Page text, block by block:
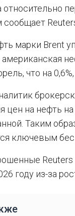
относительно
марки Brent
американская
что на
цен на нефть
Таким
ключевым
году из-за